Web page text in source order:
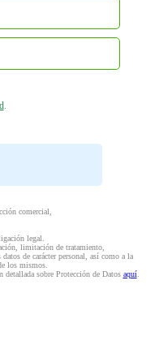
.
comercial,
legal.
limitación de tratamiento,
de carácter personal, así como a la
los mismos.
detallada sobre Protección de Datos aquí.